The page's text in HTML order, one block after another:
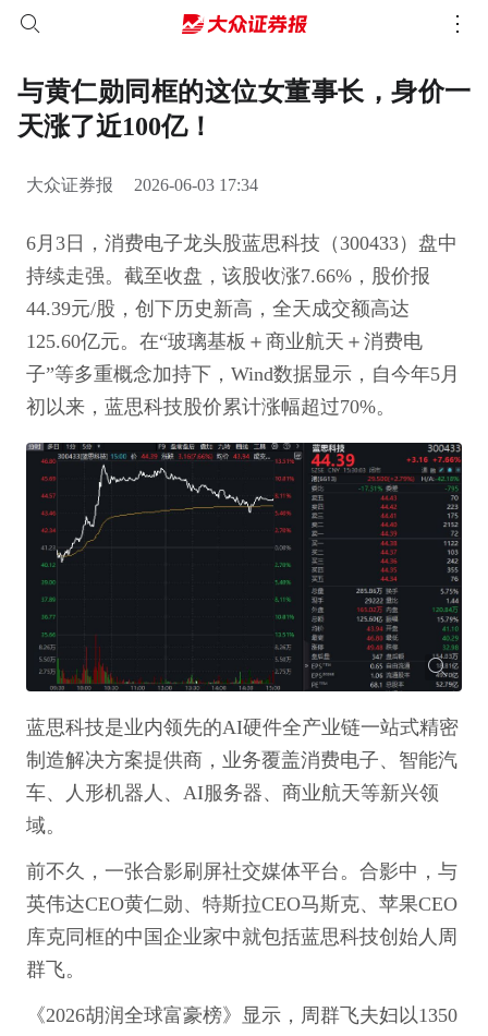
与黄仁勋同框的这位女董事长，身价一
天涨了近100亿！
大众证券报 2026-06-03 17:34
6月3日，消费电子龙头股蓝思科技（300433）盘中
持续走强。截至收盘，该股收涨7.66%，股价报
44.39元/股，创下历史新高，全天成交额高达
125.60亿元。在“玻璃基板＋商业航天＋消费电
子”等多重概念加持下，Wind数据显示，自今年5月
初以来，蓝思科技股价累计涨幅超过70%。
蓝思科技是业内领先的AI硬件全产业链一站式精密
制造解决方案提供商，业务覆盖消费电子、智能汽
车、人形机器人、AI服务器、商业航天等新兴领
域。
前不久，一张合影刷屏社交媒体平台。合影中，与
英伟达CEO黄仁勋、特斯拉CEO马斯克、苹果CEO
库克同框的中国企业家中就包括蓝思科技创始人周
群飞。
《2026胡润全球富豪榜》显示，周群飞夫妇以1350